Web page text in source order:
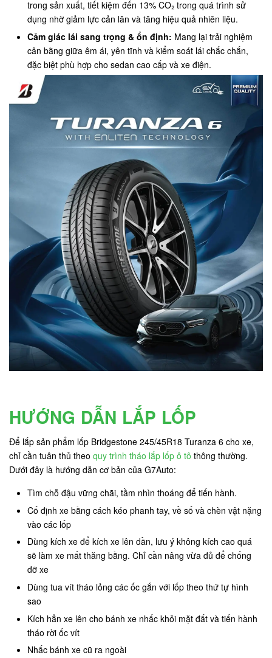
trong sản xuất, tiết kiệm đến 13% CO₂ trong quá trình sử
dụng nhờ giảm lực cản lăn và tăng hiệu quả nhiên liệu.
Cảm giác lái sang trọng & ổn định: Mang lại trải nghiệm
cân bằng giữa êm ái, yên tĩnh và kiểm soát lái chắc chắn,
đặc biệt phù hợp cho sedan cao cấp và xe điện.
HƯỚNG DẪN LẮP LỐP
Để lắp sản phẩm lốp Bridgestone 245/45R18 Turanza 6 cho xe,
chỉ cần tuân thủ theo quy trình tháo lắp lốp ô tô thông thường.
Dưới đây là hướng dẫn cơ bản của G7Auto:
Tìm chỗ đậu vững chãi, tầm nhìn thoáng để tiến hành.
Cố định xe bằng cách kéo phanh tay, về số và chèn vật nặng
vào các lốp
Dùng kích xe để kích xe lên dần, lưu ý không kích cao quá
sẽ làm xe mất thăng bằng. Chỉ cần nâng vừa đủ để chống
đỡ xe
Dùng tua vít tháo lỏng các ốc gắn với lốp theo thứ tự hình
sao
Kích hẳn xe lên cho bánh xe nhấc khỏi mặt đất và tiến hành
tháo rời ốc vít
Nhấc bánh xe cũ ra ngoài